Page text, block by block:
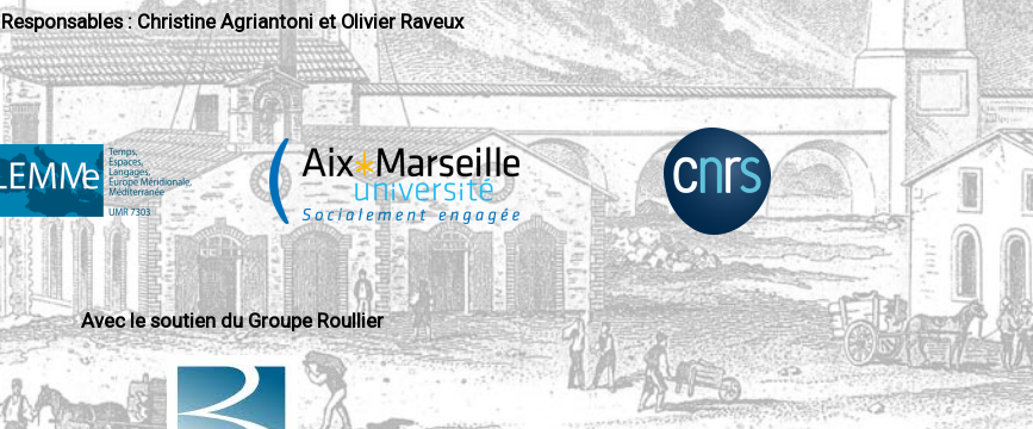
Responsables : Christine Agriantoni et Olivier Raveux
Avec le soutien du Groupe Roullier